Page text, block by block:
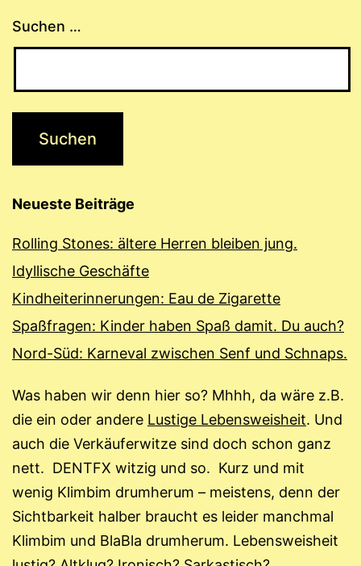
Suchen …
Neueste Beiträge
Rolling Stones: ältere Herren bleiben jung.
Idyllische Geschäfte
Kindheiterinnerungen: Eau de Zigarette
Spaßfragen: Kinder haben Spaß damit. Du auch?
Nord-Süd: Karneval zwischen Senf und Schnaps.
Was haben wir denn hier so? Mhhh, da wäre z.B.
die ein oder andere Lustige Lebensweisheit. Und
auch die Verkäuferwitze sind doch schon ganz
nett. DENTFX witzig und so. Kurz und mit
wenig Klimbim drumherum – meistens, denn der
Sichtbarkeit halber braucht es leider manchmal
Klimbim und BlaBla drumherum. Lebensweisheit